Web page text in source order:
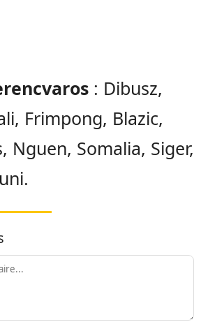
: Dibusz,
Frimpong, Blazic,
Nguen, Somalia, Siger,